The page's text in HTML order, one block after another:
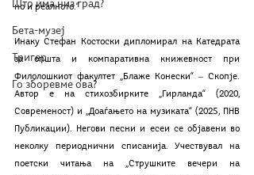
Што има низ град?
Бета-музеј
Тригер
Го зборевме ова?
но и реалното.“
Инаку Стефан Костоски дипломирал на Катедрата
за општа и компаративна книжевност при
Филолошкиот факултет „Блаже Конески“ ‒ Скопје.
Автор е на стихозбирките „Гирланда“ (2020,
Современост) и „Доаѓањето на музиката“ (2025, ПНВ
Публикации). Негови песни и есеи се објавени во
неколку периоднични списанија. Учествувал на
поетски читања на „Струшките вечери на